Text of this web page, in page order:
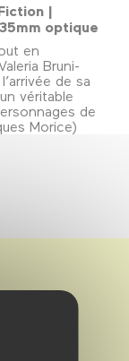
|
optique
en
Bruni-
de sa
véritable
de
Morice)